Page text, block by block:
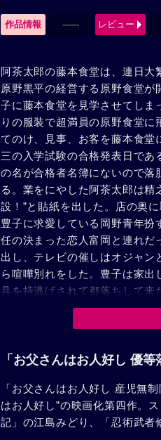
作品情報 ------ レビュー
阿茶太郎の藤本食堂は、連日大
原野黒平の経営する原野食堂
子に藤本食堂を見学させてしま
りの服装で超満員の原野食堂
てのけ、見事、お客を藤本食堂
三の入学試験の合格発表日で
の名が合格者名簿にないので落
る。業をにやした阿茶太郎は精
設！”と貼紙を出した。店の奥
豊子に求愛している岡野青年
任の決まった恋人富岡と連れ
出し、テレビの催しはオジャ
ら喧嘩別れをした。豊子は家
具を持逃げされて都落ちして来
PTA総会用の弁当で中毒事件
た。又、浜三のガールフレン
果、改めて新婚旅行に出かけ
「お父さんはお人好し 優
「お父さんはお人好し 産児無
はお人好し”の映画化第四作。
記」の江島みどり、「忍術武者